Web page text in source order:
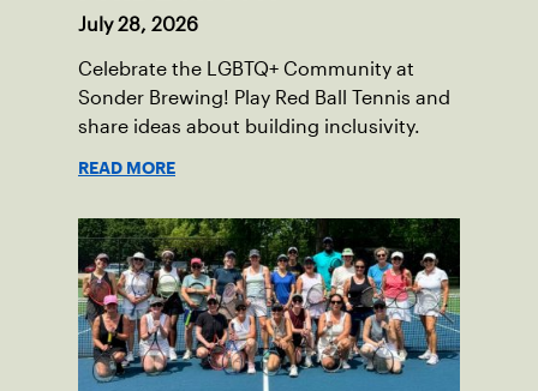
July 28, 2026
Celebrate the LGBTQ+ Community at
Sonder Brewing! Play Red Ball Tennis and
share ideas about building inclusivity.
READ MORE